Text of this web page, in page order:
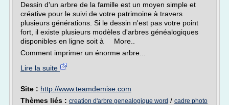
Dessin d'un arbre de la famille est un moyen simple et
créative pour le suivi de votre patrimoine à travers
plusieurs générations. Si le dessin n'est pas votre point
fort, il existe plusieurs modèles d'arbres généalogiques
disponibles en ligne soit à More..
Comment imprimer un énorme arbre...
Lire la suite
Site : http://www.teamdemise.com
Thèmes liés : creation d'arbre genealogique word / cadre photo